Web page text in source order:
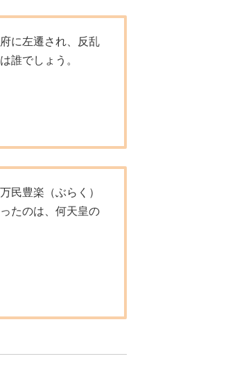
に左遷され、反乱
誰でしょう。
民豊楽（ぶらく）
たのは、何天皇の